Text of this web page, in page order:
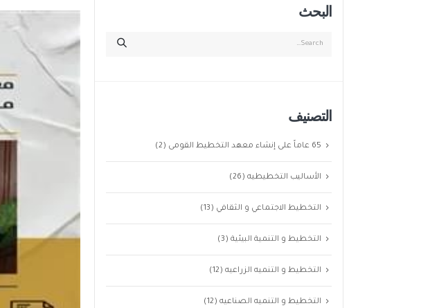
البحث
التصنيف
65 عاماً على إنشاء معهد التخطيط القومى (2)
الأساليب التخطيطيه (26)
التخطيط الاجتماعي و الثقافي (13)
التخطيط و التنمية البيئية (3)
التخطيط و التنميه الزراعيه (12)
التخطيط و التنميه الصناعيه (12)